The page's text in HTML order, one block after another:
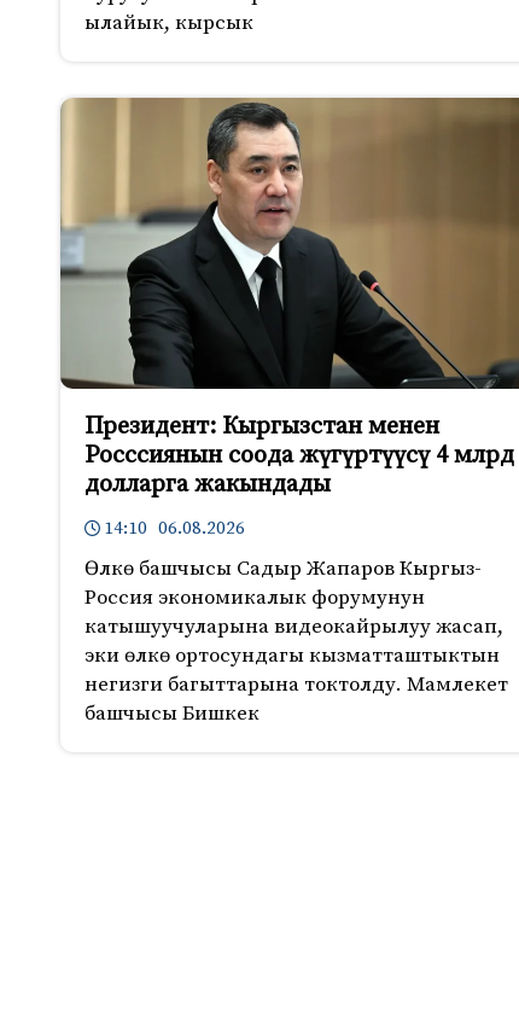
ылайык, кырсык
Президент: Кыргызстан менен
Росссиянын соода жүгүртүүсү 4 млрд
долларга жакындады
14:10 06.08.2026
Өлкө башчысы Садыр Жапаров Кыргыз-
Россия экономикалык форумунун
катышуучуларына видеокайрылуу жасап,
эки өлкө ортосундагы кызматташтыктын
негизги багыттарына токтолду. Мамлекет
башчысы Бишкек